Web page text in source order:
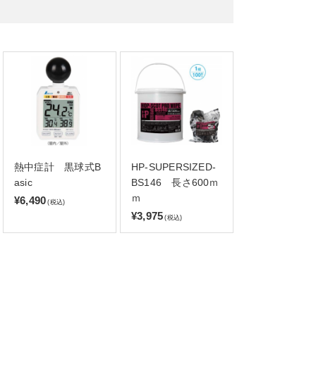
熱中症計 黒球式B
asic
¥6,490 (税込)
HP-SUPERSIZED-
BS146 長さ600ｍ
ｍ
¥3,975 (税込)